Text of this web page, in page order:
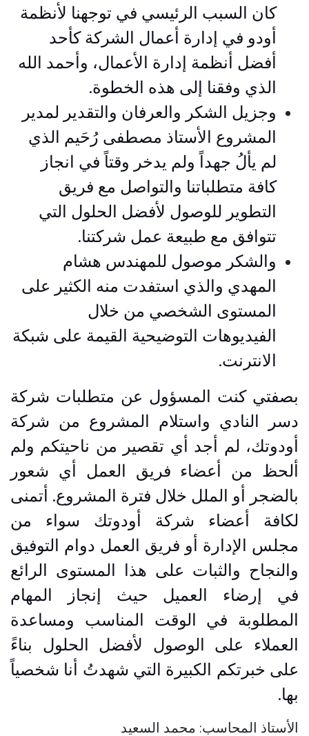
كان السبب الرئيسي في توجهنا لأنظمة
أودو في إدارة أعمال الشركة كأحد
أفضل أنظمة إدارة الأعمال، وأحمد الله
الذي وفقنا إلى هذه الخطوة.
وجزيل الشكر والعرفان والتقدير لمدير
المشروع الأستاذ مصطفى رُحَيم الذي
لم يألُ جهداً ولم يدخر وقتاً في انجاز
كافة متطلباتنا والتواصل مع فريق
التطوير للوصول لأفضل الحلول التي
تتوافق مع طبيعة عمل شركتنا.
والشكر موصول للمهندس هشام
المهدي والذي استفدت منه الكثير على
المستوى الشخصي من خلال
الفيديوهات التوضيحية القيمة على شبكة
الانترنت.
بصفتي كنت المسؤول عن متطلبات شركة
دسر النادي واستلام المشروع من شركة
أودوتك، لم أجد أي تقصير من ناحيتكم ولم
ألحظ من أعضاء فريق العمل أي شعور
بالضجر أو الملل خلال فترة المشروع. أتمنى
لكافة أعضاء شركة أودوتك سواء من
مجلس الإدارة أو فريق العمل دوام التوفيق
والنجاح والثبات على هذا المستوى الرائع
في إرضاء العميل حيث إنجاز المهام
المطلوبة في الوقت المناسب ومساعدة
العملاء على الوصول لأفضل الحلول بناءً
على خبرتكم الكبيرة التي شهدتُ أنا شخصياً
بها.
الأستاذ المحاسب: محمد السعيد